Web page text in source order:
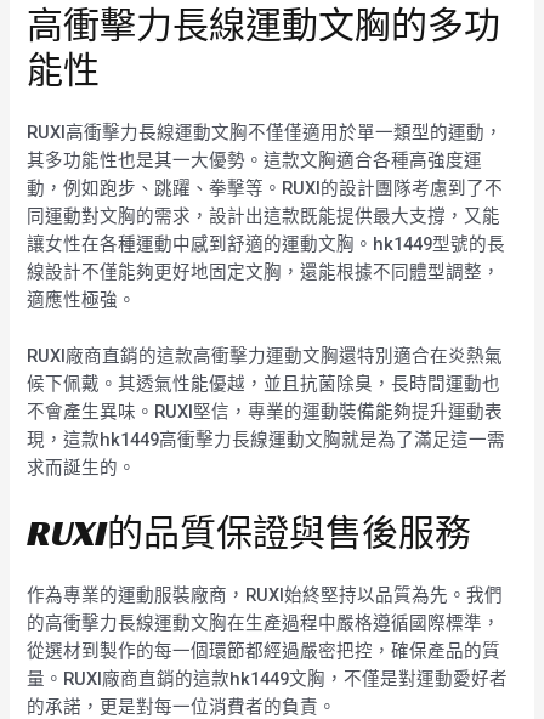
高衝擊力長線運動文胸的多功
能性
RUXI高衝擊力長線運動文胸不僅僅適用於單一類型的運動，
其多功能性也是其一大優勢。這款文胸適合各種高強度運
動，例如跑步、跳躍、拳擊等。RUXI的設計團隊考慮到了不
同運動對文胸的需求，設計出這款既能提供最大支撐，又能
讓女性在各種運動中感到舒適的運動文胸。hk1449型號的長
線設計不僅能夠更好地固定文胸，還能根據不同體型調整，
適應性極強。
RUXI廠商直銷的這款高衝擊力運動文胸還特別適合在炎熱氣
候下佩戴。其透氣性能優越，並且抗菌除臭，長時間運動也
不會產生異味。RUXI堅信，專業的運動裝備能夠提升運動表
現，這款hk1449高衝擊力長線運動文胸就是為了滿足這一需
求而誕生的。
RUXI的品質保證與售後服務
作為專業的運動服裝廠商，RUXI始終堅持以品質為先。我們
的高衝擊力長線運動文胸在生產過程中嚴格遵循國際標準，
從選材到製作的每一個環節都經過嚴密把控，確保產品的質
量。RUXI廠商直銷的這款hk1449文胸，不僅是對運動愛好者
的承諾，更是對每一位消費者的負責。